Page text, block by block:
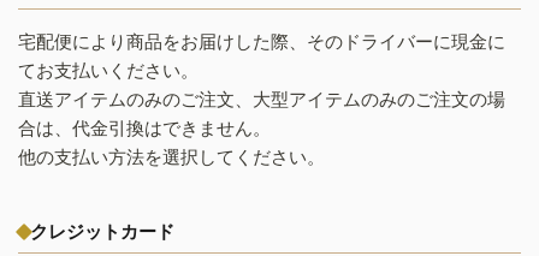
宅配便により商品をお届けした際、そのドライバーに現金に
てお支払いください。
直送アイテムのみのご注文、大型アイテムのみのご注文の場
合は、代金引換はできません。
他の支払い方法を選択してください。
クレジットカード